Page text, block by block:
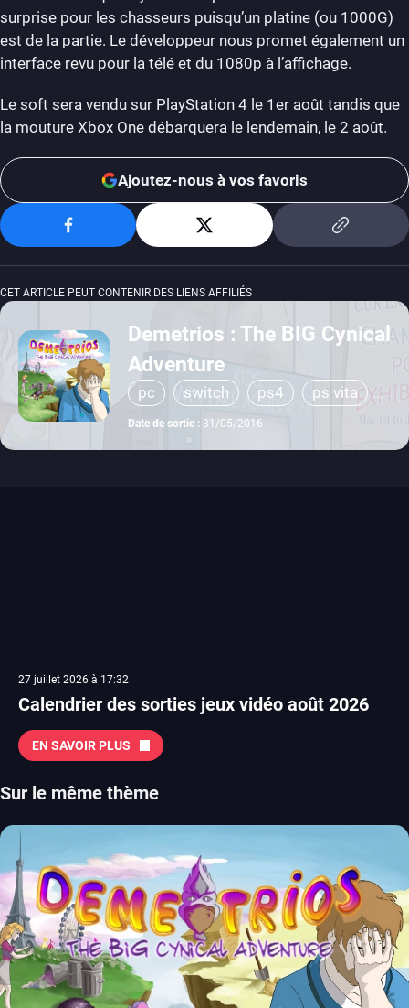
surprise pour les chasseurs puisqu’un platine (ou 1000G)
est de la partie. Le développeur nous promet également un
interface revu pour la télé et du 1080p à l’affichage.
Le soft sera vendu sur PlayStation 4 le 1er août tandis que
la mouture Xbox One débarquera le lendemain, le 2 août.
Ajoutez-nous à vos favoris
CET ARTICLE PEUT CONTENIR DES LIENS AFFILIÉS
Demetrios : The BIG Cynical
Adventure
pc switch ps4
ps vita
xbox one
Date de sortie : 31/05/2016
27 juillet 2026 à 17:32
Calendrier des sorties jeux vidéo août 2026
EN SAVOIR PLUS
Sur le même thème